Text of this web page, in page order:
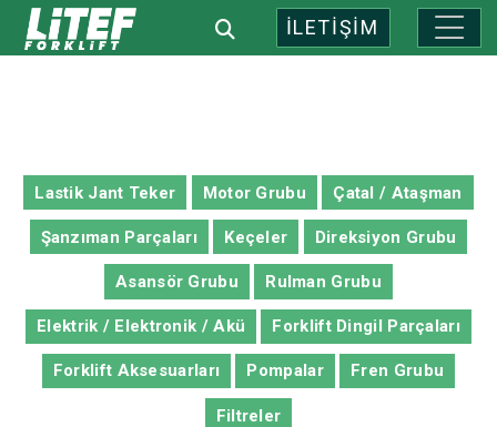
İLETİŞİM
Lastik Jant Teker Motor Grubu Çatal / Ataşman
Şanzıman Parçaları Keçeler Direksiyon Grubu
Asansör Grubu Rulman Grubu
Elektrik / Elektronik / Akü Forklift Dingil Parçaları
Forklift Aksesuarları Pompalar Fren Grubu
Filtreler